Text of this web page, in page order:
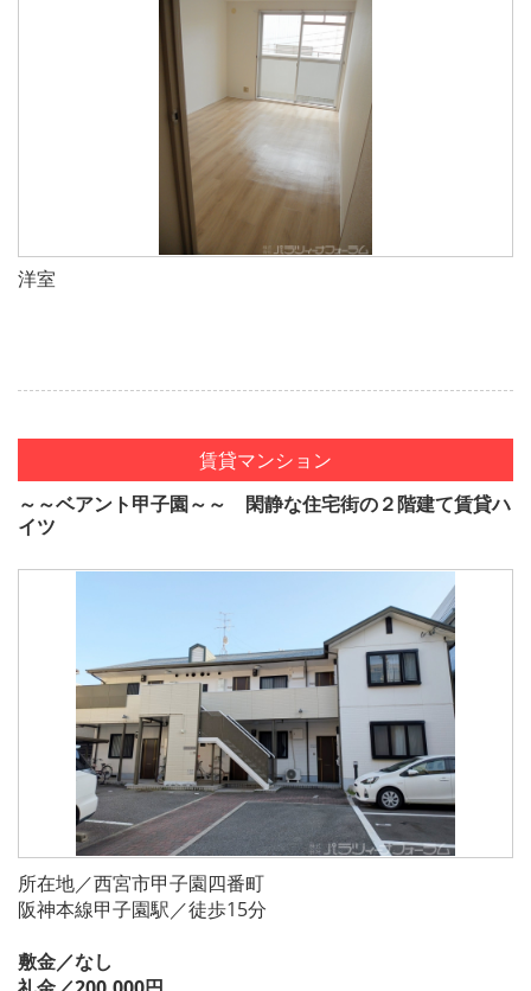
洋室
賃貸マンション
～～ベアント甲子園～～ 閑静な住宅街の２階建て賃貸ハ
イツ
所在地／西宮市甲子園四番町
阪神本線甲子園駅／徒歩15分
敷金／なし